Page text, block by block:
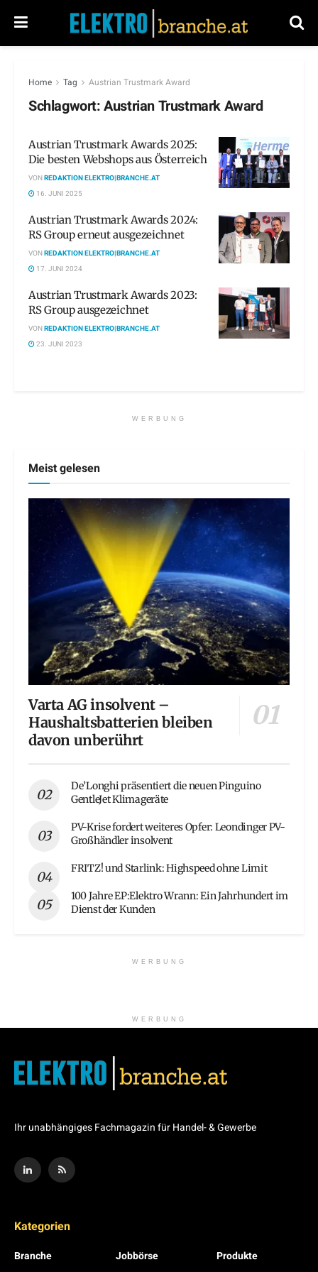
Home Tag Austrian Trustmark Award
Schlagwort:Austrian Trustmark Award
Austrian Trustmark Awards 2025:
Die besten Webshops aus Österreich
VONREDAKTION ELEKTRO|BRANCHE.AT
16. JUNI 2025
Austrian Trustmark Awards 2024:
RS Group erneut ausgezeichnet
VONREDAKTION ELEKTRO|BRANCHE.AT
17. JUNI 2024
Austrian Trustmark Awards 2023:
RS Group ausgezeichnet
VONREDAKTION ELEKTRO|BRANCHE.AT
23. JUNI 2023
WERBUNG
Meist gelesen
Varta AG insolvent –
Haushaltsbatterien bleiben
davon unberührt
De’Longhi präsentiert die neuen Pinguino
GentleJet Klimageräte
PV-Krise fordert weiteres Opfer: Leondinger PV-
Großhändler insolvent
FRITZ! und Starlink: Highspeed ohne Limit
100 Jahre EP:Elektro Wrann: Ein Jahrhundert im
Dienst der Kunden
WERBUNG
WERBUNG
Ihr unabhängiges Fachmagazin für Handel- & Gewerbe
Kategorien
Branche
Jobbörse
Produkte